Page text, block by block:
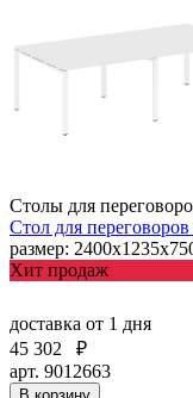
Столы для
Стол для
размер:
Хит продаж
доставка от 1 дня
45 302
₽
арт. 9012663